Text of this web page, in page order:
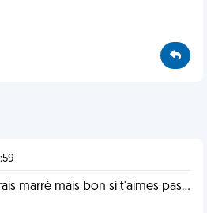
marré mais bon si t'aimes pas...